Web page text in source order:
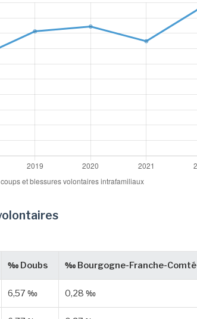
‰ Doubs ‰ Bourgogne-Franche-Comté
6,57 ‰ 0,28 ‰